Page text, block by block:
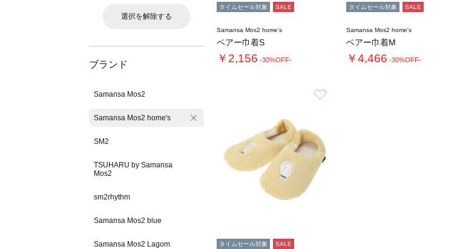
選択を解除する
ブランド
Samansa Mos2
Samansa Mos2 home's
SM2
TSUHARU by Samansa
Mos2
sm2rhythm
Samansa Mos2 blue
Samansa Mos2 Lagom
タイムセール対象 SALE
Samansa Mos2 home's
ベアー巾着S
￥2,156 -30%OFF-
タイムセール対象 SALE
Samansa Mos2 home's
ベアー巾着M
￥4,466 -30%OFF-
タイムセール対象 SALE